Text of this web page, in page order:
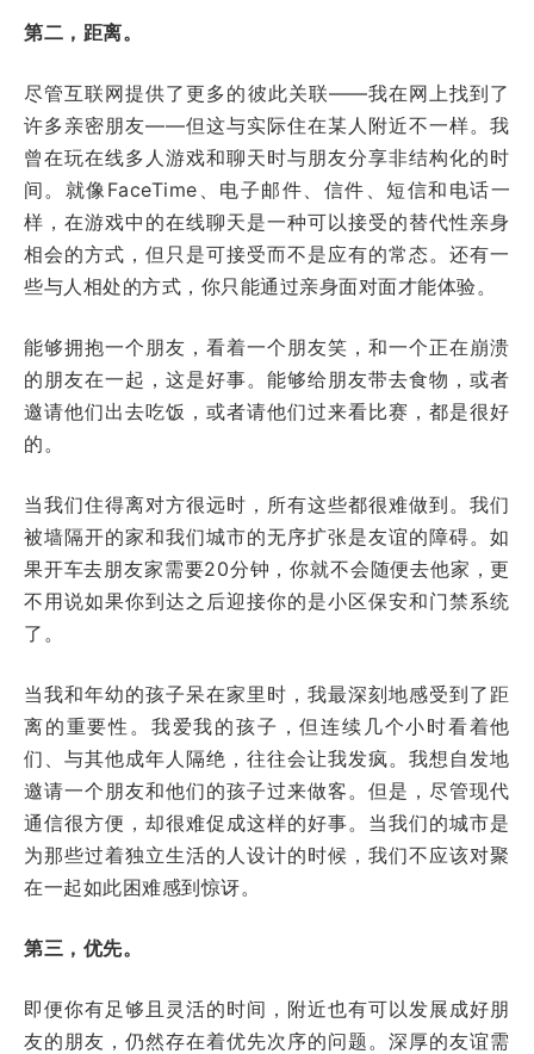
第二，距离。
尽管互联网提供了更多的彼此关联——我在网上找到了
许多亲密朋友——但这与实际住在某人附近不一样。我
曾在玩在线多人游戏和聊天时与朋友分享非结构化的时
间。就像FaceTime、电子邮件、信件、短信和电话一
样，在游戏中的在线聊天是一种可以接受的替代性亲身
相会的方式，但只是可接受而不是应有的常态。还有一
些与人相处的方式，你只能通过亲身面对面才能体验。
能够拥抱一个朋友，看着一个朋友笑，和一个正在崩溃
的朋友在一起，这是好事。能够给朋友带去食物，或者
邀请他们出去吃饭，或者请他们过来看比赛，都是很好
的。
当我们住得离对方很远时，所有这些都很难做到。我们
被墙隔开的家和我们城市的无序扩张是友谊的障碍。如
果开车去朋友家需要20分钟，你就不会随便去他家，更
不用说如果你到达之后迎接你的是小区保安和门禁系统
了。
当我和年幼的孩子呆在家里时，我最深刻地感受到了距
离的重要性。我爱我的孩子，但连续几个小时看着他
们、与其他成年人隔绝，往往会让我发疯。我想自发地
邀请一个朋友和他们的孩子过来做客。但是，尽管现代
通信很方便，却很难促成这样的好事。当我们的城市是
为那些过着独立生活的人设计的时候，我们不应该对聚
在一起如此困难感到惊讶。
第三，优先。
即便你有足够且灵活的时间，附近也有可以发展成好朋
友的朋友，仍然存在着优先次序的问题。深厚的友谊需